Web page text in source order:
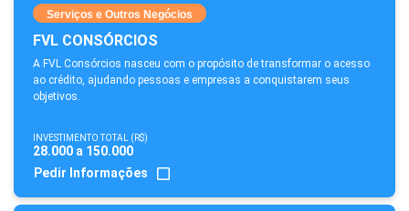
Serviços e Outros Negócios
FVL CONSÓRCIOS
A FVL Consórcios nasceu com o propósito de transformar o acesso
ao crédito, ajudando pessoas e empresas a conquistarem seus
objetivos.
INVESTIMENTO TOTAL (R$)
28.000 a 150.000
Pedir Informações